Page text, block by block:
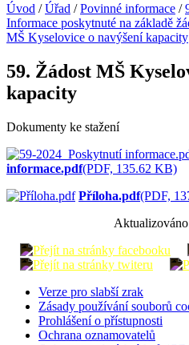
Úvod /Úřad /Povinné informace /
Informace poskytnuté na základě
MŠ Kyselovice o navýšení kapacity
59. Žádost MŠ
kapacity
Dokumenty ke stažení
informace.pdf(PDF, 135.62 KB)
Příloha.pdf(PDF,
Verze pro slabší zrak
Zásady používání souborů
Prohlášení o přístupnosti
Ochrana oznamovatelů